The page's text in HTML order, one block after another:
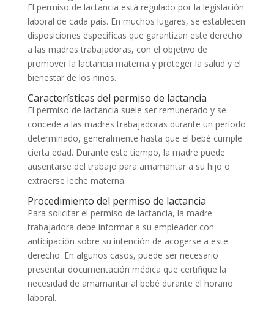
El permiso de lactancia está regulado por la legislación
laboral de cada país. En muchos lugares, se establecen
disposiciones específicas que garantizan este derecho
a las madres trabajadoras, con el objetivo de
promover la lactancia materna y proteger la salud y el
bienestar de los niños.
Características del permiso de lactancia
El permiso de lactancia suele ser remunerado y se
concede a las madres trabajadoras durante un período
determinado, generalmente hasta que el bebé cumple
cierta edad. Durante este tiempo, la madre puede
ausentarse del trabajo para amamantar a su hijo o
extraerse leche materna.
Procedimiento del permiso de lactancia
Para solicitar el permiso de lactancia, la madre
trabajadora debe informar a su empleador con
anticipación sobre su intención de acogerse a este
derecho. En algunos casos, puede ser necesario
presentar documentación médica que certifique la
necesidad de amamantar al bebé durante el horario
laboral.